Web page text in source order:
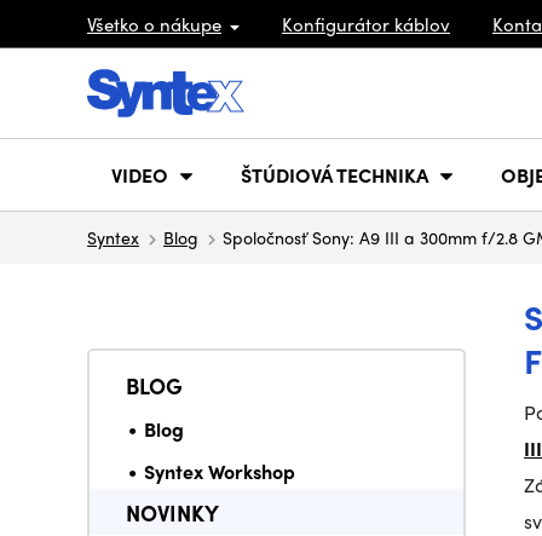
Všetko o nákupe Konfigurátor káblov
VIDEO ŠTÚDIOVÁ TECHNIKA
Syntex Blog Spoločnosť Sony: A9 III a 300mm f/2.8
BLOG
Blog
Syntex Workshop
NOVINKY
III